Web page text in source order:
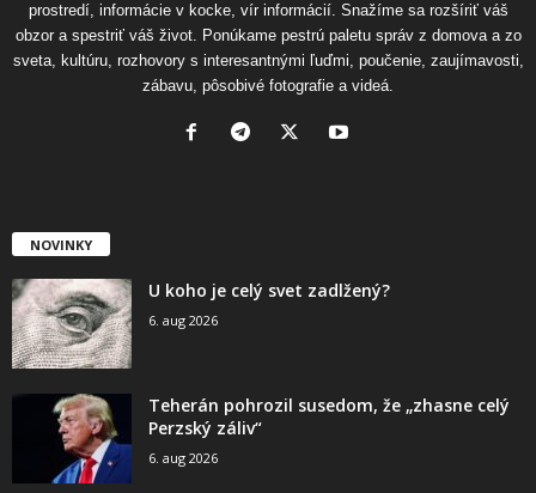
prostredí, informácie v kocke, vír informácií. Snažíme sa rozšíriť váš
obzor a spestriť váš život. Ponúkame pestrú paletu správ z domova a zo
sveta, kultúru, rozhovory s interesantnými ľuďmi, poučenie, zaujímavosti,
zábavu, pôsobivé fotografie a videá.
NOVINKY
U koho je celý svet zadlžený?
6. aug 2026
Teherán pohrozil susedom, že „zhasne celý
Perzský záliv“
6. aug 2026